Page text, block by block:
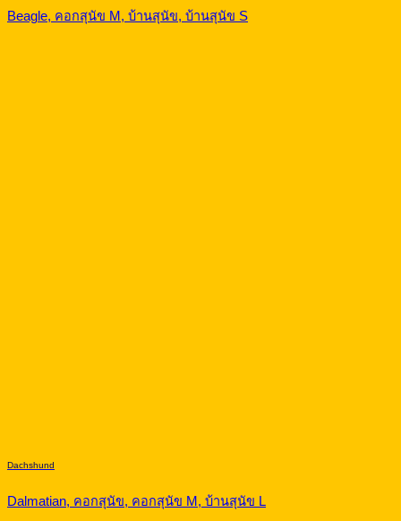
Beagle, คอกสุนัข M, บ้านสุนัข, บ้านสุนัข S
Dachshund
Dalmatian, คอกสุนัข, คอกสุนัข M, บ้านสุนัข L